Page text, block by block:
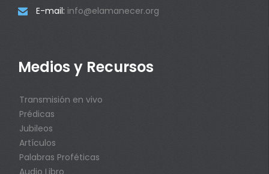
 E-mail: info@elamanecer.org
Medios y Recursos
Transmisión en vivo
Prédicas
Jubileos
Artículos
Palabras Proféticas